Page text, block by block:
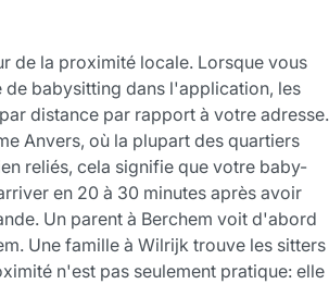
de la proximité locale. Lorsque vous
de babysitting dans l'application, les
distance par rapport à votre adresse.
Anvers, où la plupart des quartiers
reliés, cela signifie que votre baby-
en 20 à 30 minutes après avoir
Un parent à Berchem voit d'abord
Une famille à Wilrijk trouve les sitters
n'est pas seulement pratique: elle